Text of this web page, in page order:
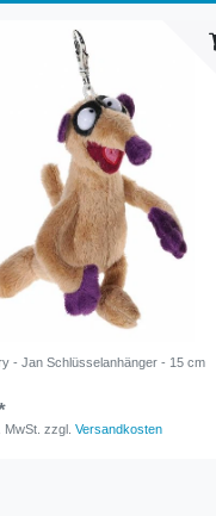
- Jan Schlüsselanhänger - 15 cm
zzgl.Versandkosten